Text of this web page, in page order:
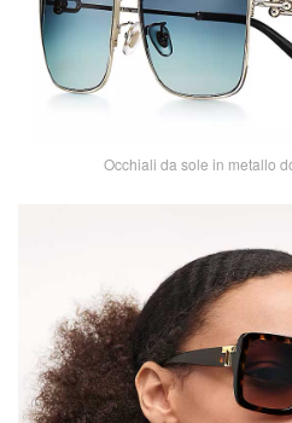
Occhiali da sole in metallo